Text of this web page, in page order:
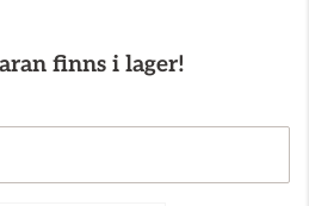
finns i lager!